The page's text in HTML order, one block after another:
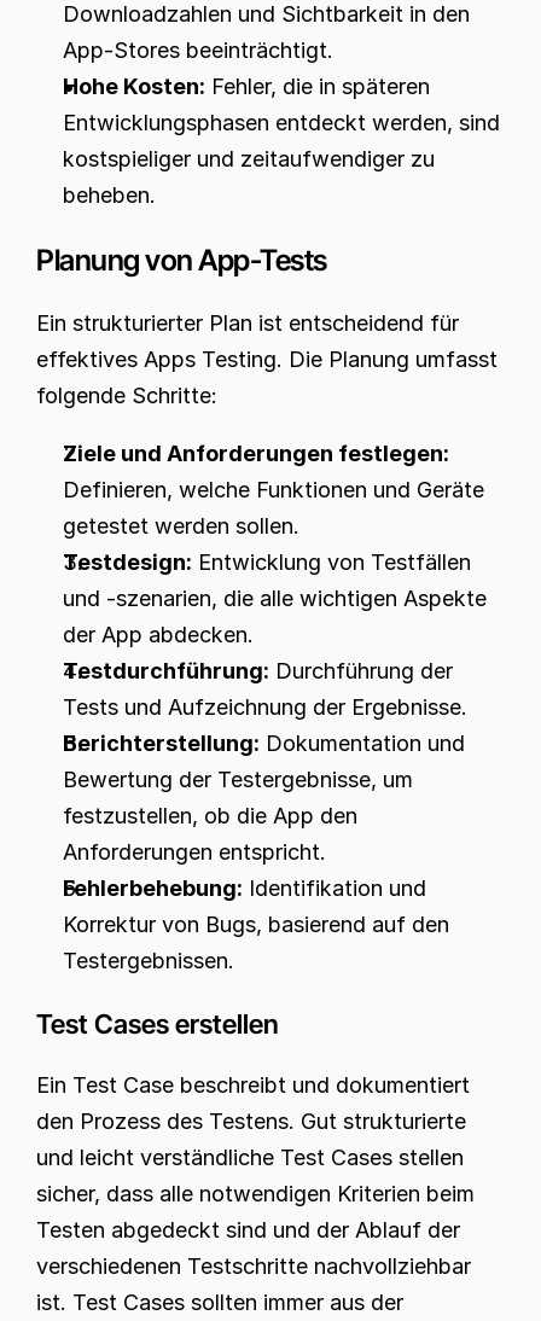
Downloadzahlen und Sichtbarkeit in den
App-Stores beeinträchtigt.
Hohe Kosten: Fehler, die in späteren
Entwicklungsphasen entdeckt werden, sind
kostspieliger und zeitaufwendiger zu
beheben.
Planung von App-Tests
Ein strukturierter Plan ist entscheidend für
effektives Apps Testing. Die Planung umfasst
folgende Schritte:
Ziele und Anforderungen festlegen:
Definieren, welche Funktionen und Geräte
getestet werden sollen.
Testdesign: Entwicklung von Testfällen
und -szenarien, die alle wichtigen Aspekte
der App abdecken.
Testdurchführung: Durchführung der
Tests und Aufzeichnung der Ergebnisse.
Berichterstellung: Dokumentation und
Bewertung der Testergebnisse, um
festzustellen, ob die App den
Anforderungen entspricht.
Fehlerbehebung: Identifikation und
Korrektur von Bugs, basierend auf den
Testergebnissen.
Test Cases erstellen
Ein Test Case beschreibt und dokumentiert
den Prozess des Testens. Gut strukturierte
und leicht verständliche Test Cases stellen
sicher, dass alle notwendigen Kriterien beim
Testen abgedeckt sind und der Ablauf der
verschiedenen Testschritte nachvollziehbar
ist. Test Cases sollten immer aus der